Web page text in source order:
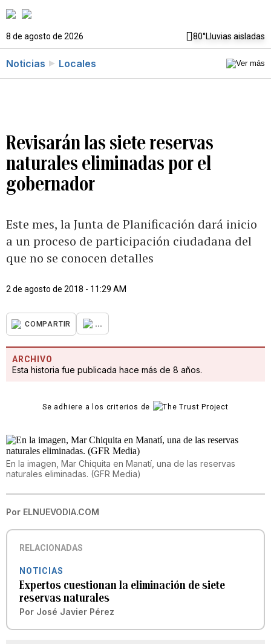
8 de agosto de 2026 80°Lluvias aisladas
Noticias Locales
Revisarán las siete reservas
naturales eliminadas por el
gobernador
Este mes, la Junta de Planificación dará inicio
a un proceso de participación ciudadana del
que no se conocen detalles
2 de agosto de 2018 - 11:29 AM
COMPARTIR ...
ARCHIVO
Esta historia fue publicada hace más de 8 años.
Se adhiere a los criterios de
En la imagen, Mar Chiquita en Manatí, una de las reservas
naturales eliminadas. (GFR Media)
Por ELNUEVODIA.COM
RELACIONADAS
NOTICIAS
Expertos cuestionan la eliminación de siete
reservas naturales
Por José Javier Pérez